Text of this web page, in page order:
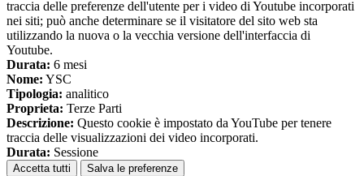
traccia delle preferenze dell'utente per i video di Youtube incorporati
nei siti; può anche determinare se il visitatore del sito web sta
utilizzando la nuova o la vecchia versione dell'interfaccia di
Youtube.
Durata: 6 mesi
Nome: YSC
Tipologia: analitico
Proprieta: Terze Parti
Descrizione: Questo cookie è impostato da YouTube per tenere
traccia delle visualizzazioni dei video incorporati.
Durata: Sessione
Accetta tutti Salva le preferenze